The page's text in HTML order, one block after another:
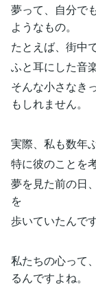
夢って、自分で
ようなもの。
たとえば、街中
ふと耳にした音
そんな小さなき
もしれません。
実際、私も数年
特に彼のことを
夢を見た前の日
を
歩いていたんです
私たちの心って
るんですよね。